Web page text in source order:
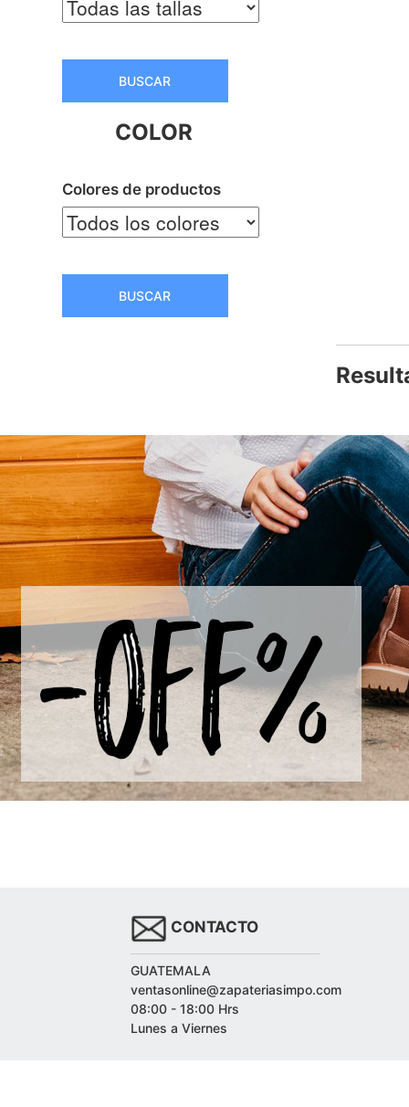
BUSCAR
COLOR
Colores de productos
BUSCAR
CONTACTO
GUATEMALA
ventasonline@zapateriasimpo.com
08:00 - 18:00 Hrs
Lunes a Viernes